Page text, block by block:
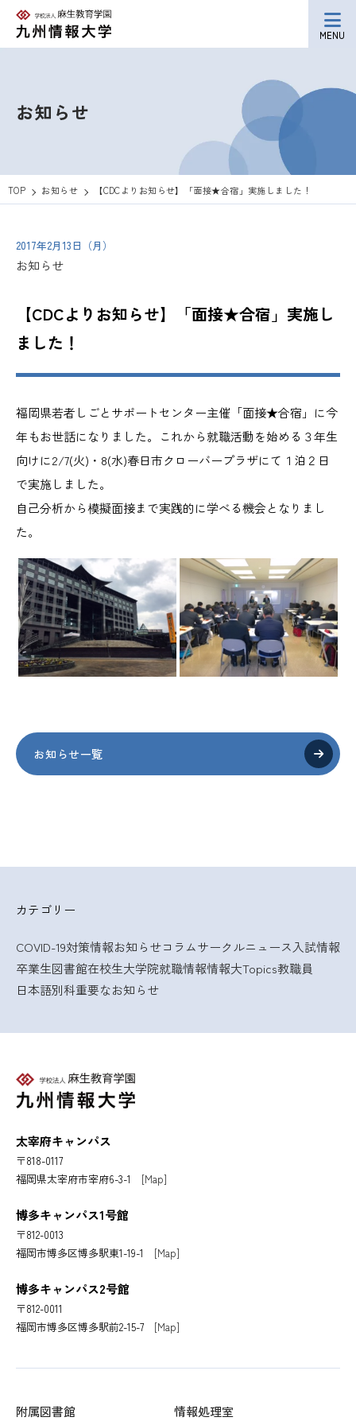
MENU
お知らせ
TOP お知らせ 【CDCよりお知らせ】「面接★合宿」実施しました！
2017年2月13日（月）
お知らせ
【CDCよりお知らせ】「面接★合宿」実施し
ました！
福岡県若者しごとサポートセンター主催「面接★合宿」に今
年もお世話になりました。これから就職活動を始める３年生
向けに2/7(火)・8(水)春日市クローバープラザにて１泊２日
で実施しました。
自己分析から模擬面接まで実践的に学べる機会となりまし
た。
お知らせ一覧
カテゴリー
COVID-19対策情報お知らせコラムサークルニュース入試情報
卒業生図書館在校生大学院就職情報情報大Topics教職員
日本語別科重要なお知らせ
太宰府キャンパス
〒818-0117
福岡県太宰府市宰府6-3-1 [Map]
博多キャンパス1号館
〒812-0013
福岡市博多区博多駅東1-19-1 [Map]
博多キャンパス2号館
〒812-0011
福岡市博多区博多駅前2-15-7 [Map]
附属図書館
情報処理室